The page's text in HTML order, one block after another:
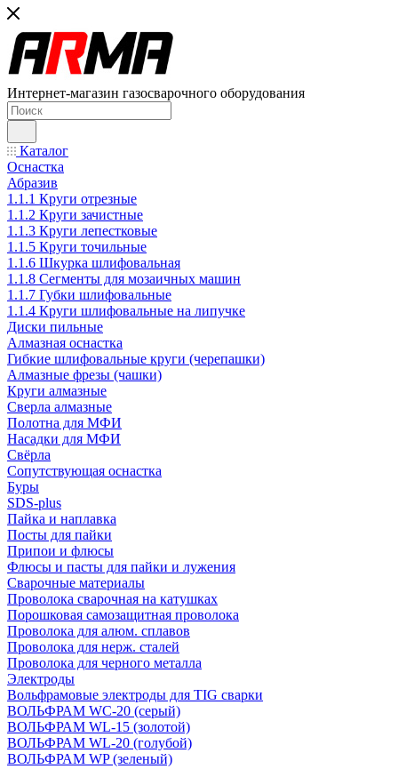
Интернет-магазин газосварочного оборудования
Каталог
Оснастка
Абразив
1.1.1 Круги отрезные
1.1.2 Круги зачистные
1.1.3 Круги лепестковые
1.1.5 Круги точильные
1.1.6 Шкурка шлифовальная
1.1.8 Сегменты для мозаичных машин
1.1.7 Губки шлифовальные
1.1.4 Круги шлифовальные на липучке
Диски пильные
Алмазная оснастка
Гибкие шлифовальные круги (черепашки)
Алмазные фрезы (чашки)
Круги алмазные
Сверла алмазные
Полотна для МФИ
Насадки для МФИ
Свёрла
Сопутствующая оснастка
Буры
SDS-plus
Пайка и наплавка
Посты для пайки
Припои и флюсы
Флюсы и пасты для пайки и лужения
Сварочные материалы
Проволока сварочная на катушках
Порошковая самозащитная проволока
Проволока для алюм. сплавов
Проволока для нерж. сталей
Проволока для черного металла
Электроды
Вольфрамовые электроды для TIG сварки
ВОЛЬФРАМ WC-20 (серый)
ВОЛЬФРАМ WL-15 (золотой)
ВОЛЬФРАМ WL-20 (голубой)
ВОЛЬФРАМ WP (зеленый)